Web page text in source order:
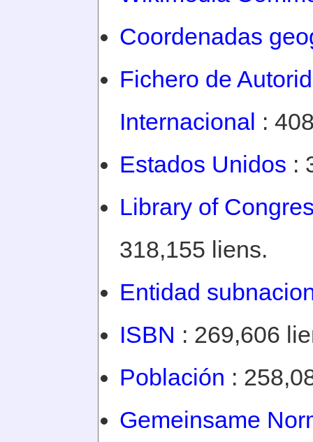
Coordenadas
Fichero de
Internacional :
Estados Unidos :
Library of
318,155 liens.
Entidad
ISBN : 269,606
Población :
Gemeinsame